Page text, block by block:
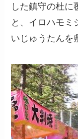
した鎮守の杜に
と、イロハモミ
いじゅうたんを